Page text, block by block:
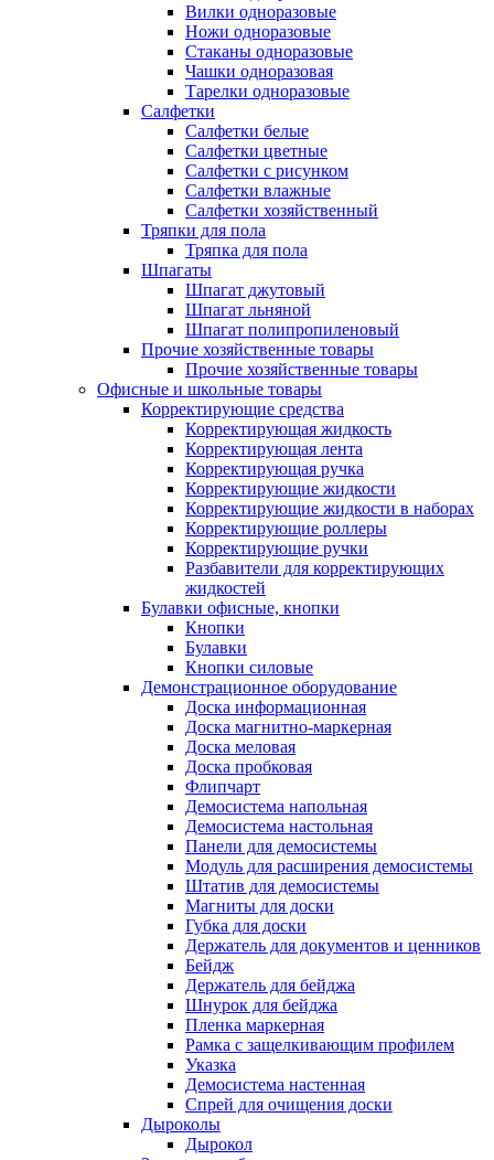
Вилки одноразовые
Ножи одноразовые
Стаканы одноразовые
Чашки одноразовая
Тарелки одноразовые
Салфетки
Салфетки белые
Салфетки цветные
Салфетки с рисунком
Салфетки влажные
Салфетки хозяйственный
Тряпки для пола
Тряпка для пола
Шпагаты
Шпагат джутовый
Шпагат льняной
Шпагат полипропиленовый
Прочие хозяйственные товары
Прочие хозяйственные товары
Офисные и школьные товары
Корректирующие средства
Корректирующая жидкость
Корректирующая лента
Корректирующая ручка
Корректирующие жидкости
Корректирующие жидкости в наборах
Корректирующие роллеры
Корректирующие ручки
Разбавители для корректирующих
жидкостей
Булавки офисные, кнопки
Кнопки
Булавки
Кнопки силовые
Демонстрационное оборудование
Доска информационная
Доска магнитно-маркерная
Доска меловая
Доска пробковая
Флипчарт
Демосистема напольная
Демосистема настольная
Панели для демосистемы
Модуль для расширения демосистемы
Штатив для демосистемы
Магниты для доски
Губка для доски
Держатель для документов и ценников
Бейдж
Держатель для бейджа
Шнурок для бейджа
Пленка маркерная
Рамка с защелкивающим профилем
Указка
Демосистема настенная
Спрей для очищения доски
Дыроколы
Дырокол